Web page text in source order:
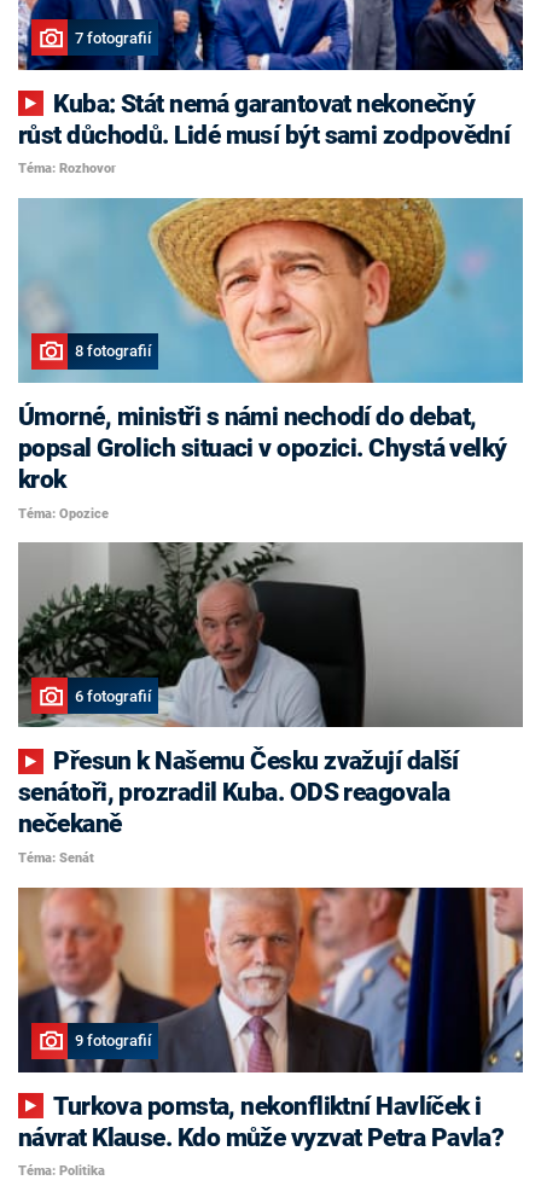
7 fotografií
růst důchodů. Lidé musí být sami zodpovědní
Téma: Rozhovor
8 fotografií
Úmorné, ministři s námi nechodí do debat,
popsal Grolich situaci v opozici. Chystá velký
krok
Téma: Opozice
6 fotografií
senátoři, prozradil Kuba. ODS reagovala
nečekaně
Téma: Senát
9 fotografií
Turkova pomsta, nekonfliktní Havlíček i
návrat Klause. Kdo může vyzvat Petra Pavla?
Téma: Politika